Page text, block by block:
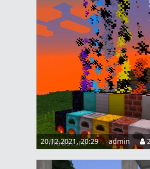
20.12.2021, 20:29 admin